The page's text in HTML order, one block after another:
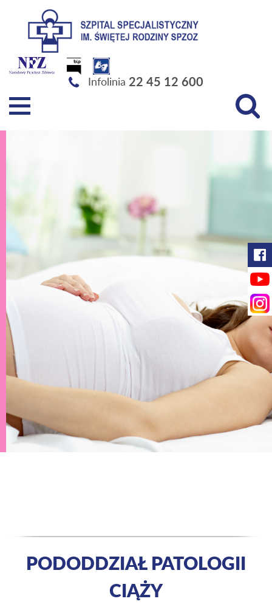
Szpital Specjalistyczny im. Świętej Rodziny SPZOZ
Infolinia 22 45 12 600
PODODDZIAŁ PATOLOGII
CIĄŻY